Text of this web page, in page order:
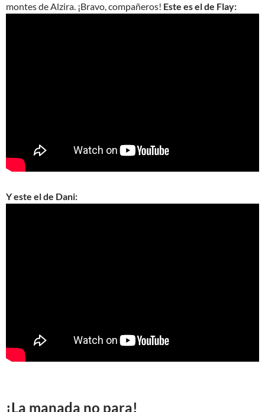
montes de Alzira. ¡Bravo, compañeros! Este es el de Flay:
Y este el de Dani:
¡La manada no para!